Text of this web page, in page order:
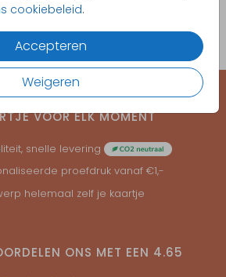
cookiebeleid.
Accepteren
Weigeren
VOOR ELK MOMENT
snelle levering
proefdruk vanaf €1,-
helemaal zelf je kaartje
ONS MET EEN 4.65